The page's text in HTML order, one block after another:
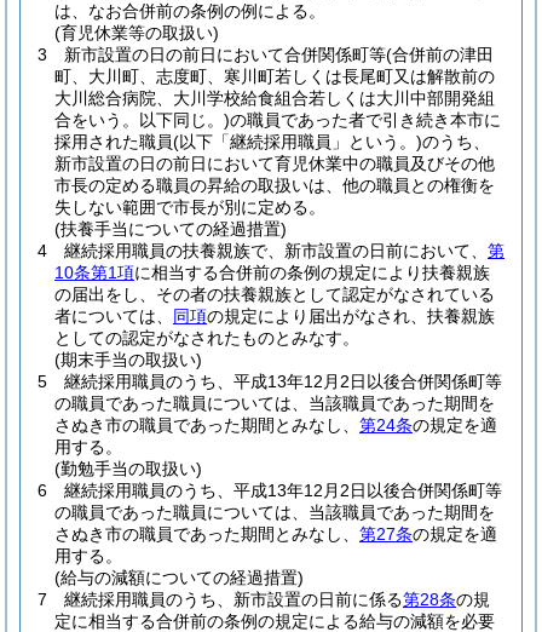
は、なお合併前の条例の例による。
(育児休業等の取扱い)
3
新市設置の日の前日において合併関係町等(合併前の津田
町、大川町、志度町、寒川町若しくは長尾町又は解散前の
大川総合病院、大川学校給食組合若しくは大川中部開発組
合をいう。以下同じ。)の職員であった者で引き続き本市に
採用された職員(以下「継続採用職員」という。)のうち、
新市設置の日の前日において育児休業中の職員及びその他
市長の定める職員の昇給の取扱いは、他の職員との権衡を
失しない範囲で市長が別に定める。
(扶養手当についての経過措置)
4
継続採用職員の扶養親族で、新市設置の日前において、 第
10条第1項に相当する合併前の条例の規定により扶養親族
の届出をし、その者の扶養親族として認定がなされている
者については、 同項の規定により届出がなされ、扶養親族
としての認定がなされたものとみなす。
(期末手当の取扱い)
5
継続採用職員のうち、平成13年12月2日以後合併関係町等
の職員であった職員については、当該職員であった期間を
さぬき市の職員であった期間とみなし、 第24条の規定を適
用する。
(勤勉手当の取扱い)
6
継続採用職員のうち、平成13年12月2日以後合併関係町等
の職員であった職員については、当該職員であった期間を
さぬき市の職員であった期間とみなし、 第27条の規定を適
用する。
(給与の減額についての経過措置)
7
継続採用職員のうち、新市設置の日前に係る第28条の規
定に相当する合併前の条例の規定による給与の減額を必要